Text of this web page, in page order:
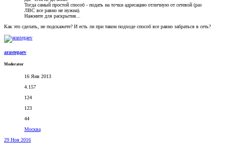
Тогда самый простой способ - подать на точки адресацию отличную от сетевой (раз
ЛВС все равно не нужна).
Нажмите для раскрытия...
Как это сделать, не подскажете? И есть ли при таком подходе способ все равно забраться в сеть?
arastegaev
Moderator
16 Янв 2013
4.157
124
123
44
Москва
29 Ноя 2016